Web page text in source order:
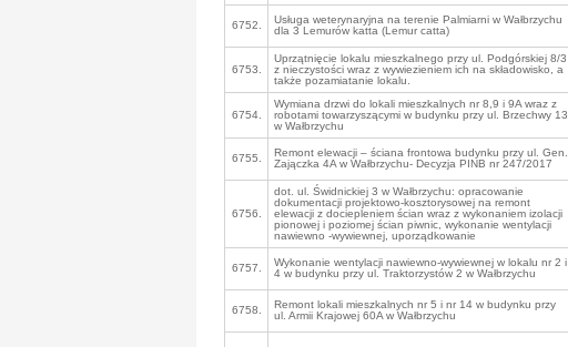
6752.
Usługa weterynaryjna na terenie Palmiarni w Wałbrzychu
dla 3 Lemurów katta (Lemur catta)
6753.
Uprzątnięcie lokalu mieszkalnego przy ul. Podgórskiej 8/3
z nieczystości wraz z wywiezieniem ich na składowisko, a
także pozamiatanie lokalu.
6754.
Wymiana drzwi do lokali mieszkalnych nr 8,9 i 9A wraz z
robotami towarzyszącymi w budynku przy ul. Brzechwy 13
w Wałbrzychu
6755.
Remont elewacji – ściana frontowa budynku przy ul. Gen.
Zajączka 4A w Wałbrzychu- Decyzja PINB nr 247/2017
6756.
dot. ul. Świdnickiej 3 w Wałbrzychu: opracowanie
dokumentacji projektowo-kosztorysowej na remont
elewacji z dociepleniem ścian wraz z wykonaniem izolacji
pionowej i poziomej ścian piwnic, wykonanie wentylacji
nawiewno -wywiewnej, uporządkowanie
6757.
Wykonanie wentylacji nawiewno-wywiewnej w lokalu nr 2 i
4 w budynku przy ul. Traktorzystów 2 w Wałbrzychu
6758.
Remont lokali mieszkalnych nr 5 i nr 14 w budynku przy
ul. Armii Krajowej 60A w Wałbrzychu